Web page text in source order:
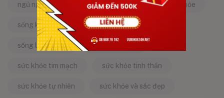
ngủ ngon năng lượng tích cực sống khỏe
sống khỏe mỗi ngày sống khỏe đẹp
sống lành mạnh sống tích cực
sức khỏe tim mạch sức khỏe tinh thần
sức khỏe tự nhiên sức khỏe và sắc đẹp